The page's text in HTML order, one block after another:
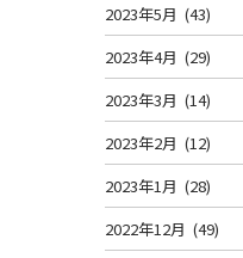
2023年5月 (43)
2023年4月 (29)
2023年3月 (14)
2023年2月 (12)
2023年1月 (28)
2022年12月 (49)